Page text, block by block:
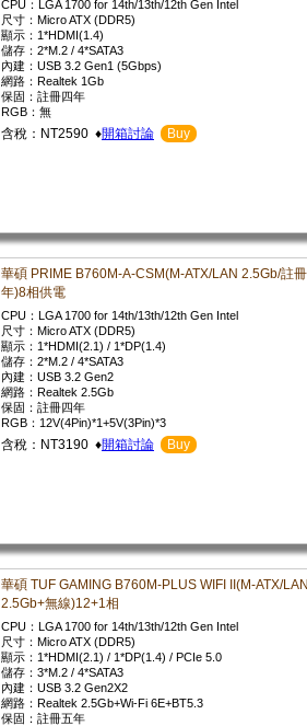
CPU：LGA 1700 for 14th/13th/12th Gen Intel
尺寸：Micro ATX (DDR5)
顯示：1*HDMI(1.4)
儲存：2*M.2 / 4*SATA3
內建：USB 3.2 Gen1 (5Gbps)
網路：Realtek 1Gb
保固：註冊四年
RGB：無
含稅：NT2590 ♦開箱討論 Buy
華碩 PRIME B760M-A-CSM(M-ATX/LAN 2.5Gb/註
年)8相供電
CPU：LGA 1700 for 14th/13th/12th Gen Intel
尺寸：Micro ATX (DDR5)
顯示：1*HDMI(2.1) / 1*DP(1.4)
儲存：2*M.2 / 4*SATA3
內建：USB 3.2 Gen2
網路：Realtek 2.5Gb
保固：註冊四年
RGB：12V(4Pin)*1+5V(3Pin)*3
含稅：NT3190 ♦開箱討論 Buy
華碩 TUF GAMING B760M-PLUS WIFI II(M-ATX/
2.5Gb+無線)12+1相
CPU：LGA 1700 for 14th/13th/12th Gen Intel
尺寸：Micro ATX (DDR5)
顯示：1*HDMI(2.1) / 1*DP(1.4) / PCIe 5.0
儲存：3*M.2 / 4*SATA3
內建：USB 3.2 Gen2X2
網路：Realtek 2.5Gb+Wi-Fi 6E+BT5.3
保固：註冊五年